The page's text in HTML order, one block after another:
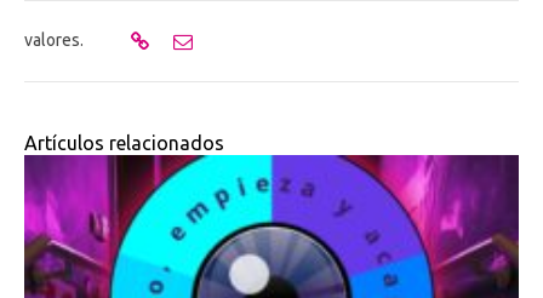
valores.
Artículos relacionados